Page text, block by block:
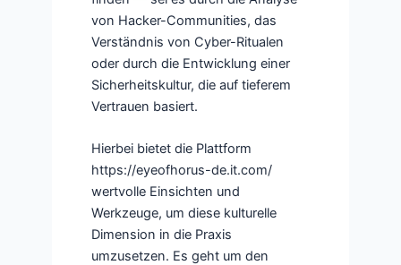
von Hacker-Communities, das
Verständnis von Cyber-Ritualen
oder durch die Entwicklung einer
Sicherheitskultur, die auf tieferem
Vertrauen basiert.
Hierbei bietet die Plattform
https://eyeofhorus-de.it.com/
wertvolle Einsichten und
Werkzeuge, um diese kulturelle
Dimension in die Praxis
umzusetzen. Es geht um den